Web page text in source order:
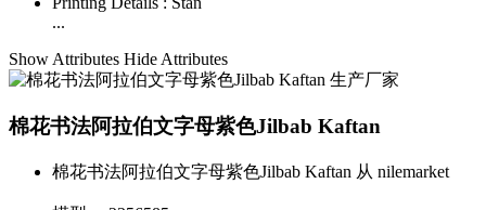
...
Show Attributes Hide Attributes
棉花书法阿拉伯文字母紫色Jilbab Kaftan
棉花书法阿拉伯文字母紫色Jilbab Kaftan 从 nilemarket